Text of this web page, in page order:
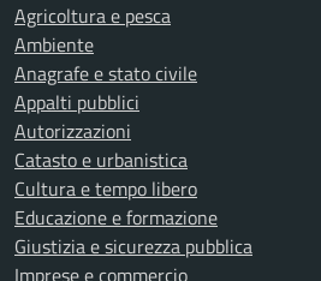
Agricoltura e pesca
Ambiente
Anagrafe e stato civile
Appalti pubblici
Autorizzazioni
Catasto e urbanistica
Cultura e tempo libero
Educazione e formazione
Giustizia e sicurezza pubblica
Imprese e commercio